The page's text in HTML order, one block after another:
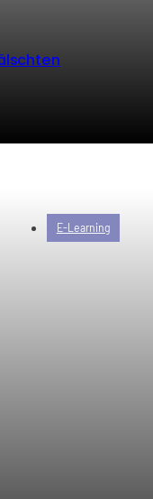
E-Learning